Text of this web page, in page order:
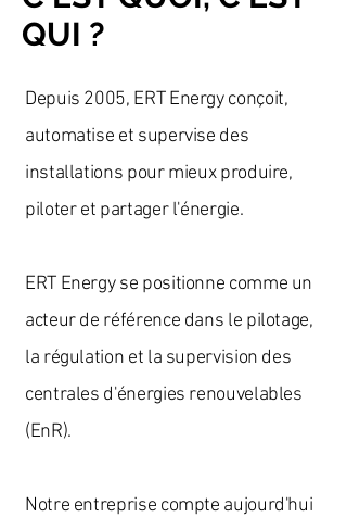
QUI ?
Depuis 2005, ERT Energy conçoit,
automatise et supervise des
installations pour mieux produire,
piloter et partager l'énergie.
ERT Energy se positionne comme un
acteur de référence dans le pilotage,
la régulation et la supervision des
centrales d'énergies renouvelables
(EnR).
Notre entreprise compte aujourd'hui